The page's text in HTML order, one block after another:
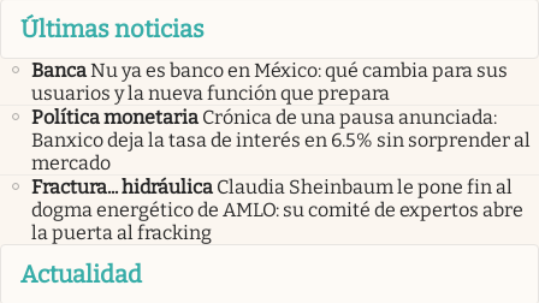
Últimas noticias
BancaNu ya es banco en México: qué cambia para sus
usuarios y la nueva función que prepara
Política monetaria Crónica de una pausa anunciada:
Banxico deja la tasa de interés en 6.5% sin sorprender al
mercado
Fractura... hidráulica Claudia Sheinbaum le pone fin al
dogma energético de AMLO: su comité de expertos abre
la puerta al fracking
Actualidad